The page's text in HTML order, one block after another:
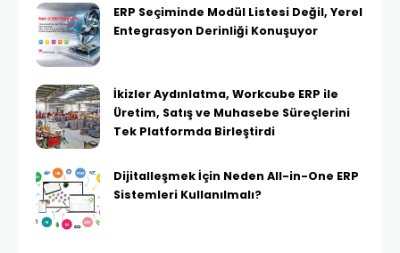
ERP Seçiminde Modül Listesi Değil, Yerel
Entegrasyon Derinliği Konuşuyor
İkizler Aydınlatma, Workcube ERP ile
Üretim, Satış ve Muhasebe Süreçlerini
Tek Platformda Birleştirdi
Dijitalleşmek İçin Neden All-in-One ERP
Sistemleri Kullanılmalı?